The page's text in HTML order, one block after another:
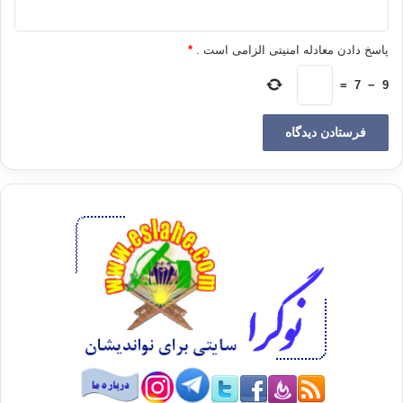
«دن» سيد را نصيحت كرد از دشمني با انگليس و حمله به اين كشور صرف نظر
كند،‌زيرا اگر اين كشور از مصر خارج شود، آمريكا به زودي جايش را پر خواهد
«دن» در سال 1950 م كتاب واقعاً مهمي نوشت به نام «جريان هاي سياسي و
گفته و آن را براي دناي غرب، خطرناك توصيف كرده و ضمن اعلام هشدار، غرب
را به مقابله و مبارزه با آن فراخوانده است.
سيد اين كتاب را در آمريكا مطالعه كرد و آنرا به ليست كينه توزي ها و
خصومتهاي غربيان عليه جنبش اخوان، ‌و به هيزم كشي ها و تلاشهاي تحريك آميز
«دن» براي برافروختن اين كينه در غربيها، اضافه كرد.
پاسخ دادن معادله امنیتی الزامی است . *
9
−
7
=